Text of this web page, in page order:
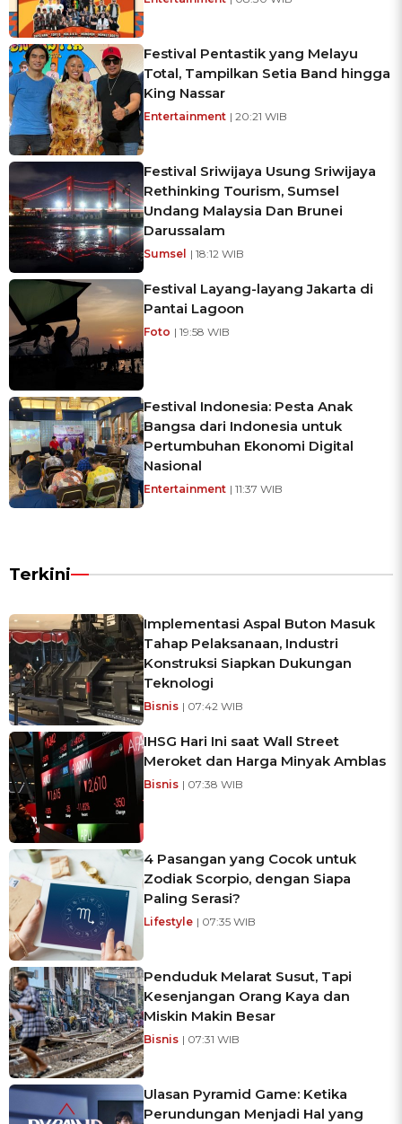
Festival Pentastik yang Melayu
Total, Tampilkan Setia Band hingga
King Nassar
Entertainment | 20:21 WIB
Festival Sriwijaya Usung Sriwijaya
Rethinking Tourism, Sumsel
Undang Malaysia Dan Brunei
Darussalam
Sumsel | 18:12 WIB
Festival Layang-layang Jakarta di
Pantai Lagoon
Foto | 19:58 WIB
Festival Indonesia: Pesta Anak
Bangsa dari Indonesia untuk
Pertumbuhan Ekonomi Digital
Nasional
Entertainment | 11:37 WIB
Terkini
Implementasi Aspal Buton Masuk
Tahap Pelaksanaan, Industri
Konstruksi Siapkan Dukungan
Teknologi
Bisnis | 07:42 WIB
IHSG Hari Ini saat Wall Street
Meroket dan Harga Minyak Amblas
Bisnis | 07:38 WIB
4 Pasangan yang Cocok untuk
Zodiak Scorpio, dengan Siapa
Paling Serasi?
Lifestyle | 07:35 WIB
Penduduk Melarat Susut, Tapi
Kesenjangan Orang Kaya dan
Miskin Makin Besar
Bisnis | 07:31 WIB
Ulasan Pyramid Game: Ketika
Perundungan Menjadi Hal yang